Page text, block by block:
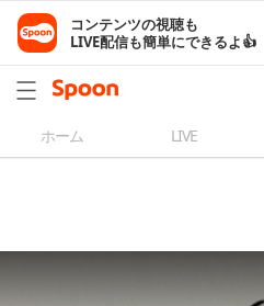
コンテンツの視聴も
LIVE配信も簡単にできるよ👍
ホーム LIVE